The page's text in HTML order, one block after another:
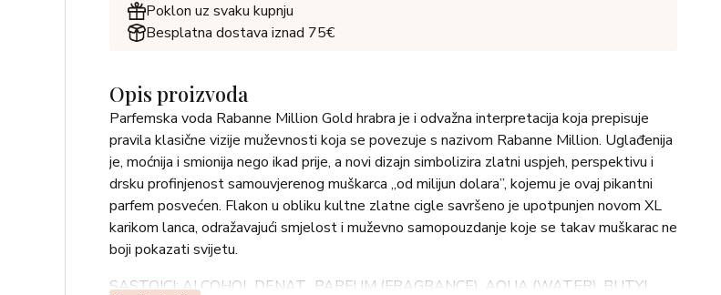
Poklon uz svaku kupnju
Besplatna dostava iznad 75€
Opis proizvoda
Parfemska voda Rabanne Million Gold hrabra je i odvažna interpretacija koja prepisuje
pravila klasične vizije muževnosti koja se povezuje s nazivom Rabanne Million. Uglađenija
je, moćnija i smionija nego ikad prije, a novi dizajn simbolizira zlatni uspjeh, perspektivu i
drsku profinjenost samouvjerenog muškarca „od milijun dolara”, kojemu je ovaj pikantni
parfem posvećen. Flakon u obliku kultne zlatne cigle savršeno je upotpunjen novom XL
karikom lanca, odražavajući smjelost i muževno samopouzdanje koje se takav muškarac ne
boji pokazati svijetu.
SASTOJCI: ALCOHOL DENAT., PARFUM (FRAGRANCE), AQUA (WATER), BUTYL